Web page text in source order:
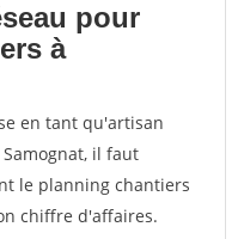
pour
à
en tant qu'artisan
il faut
le planning chantiers
chiffre d'affaires.